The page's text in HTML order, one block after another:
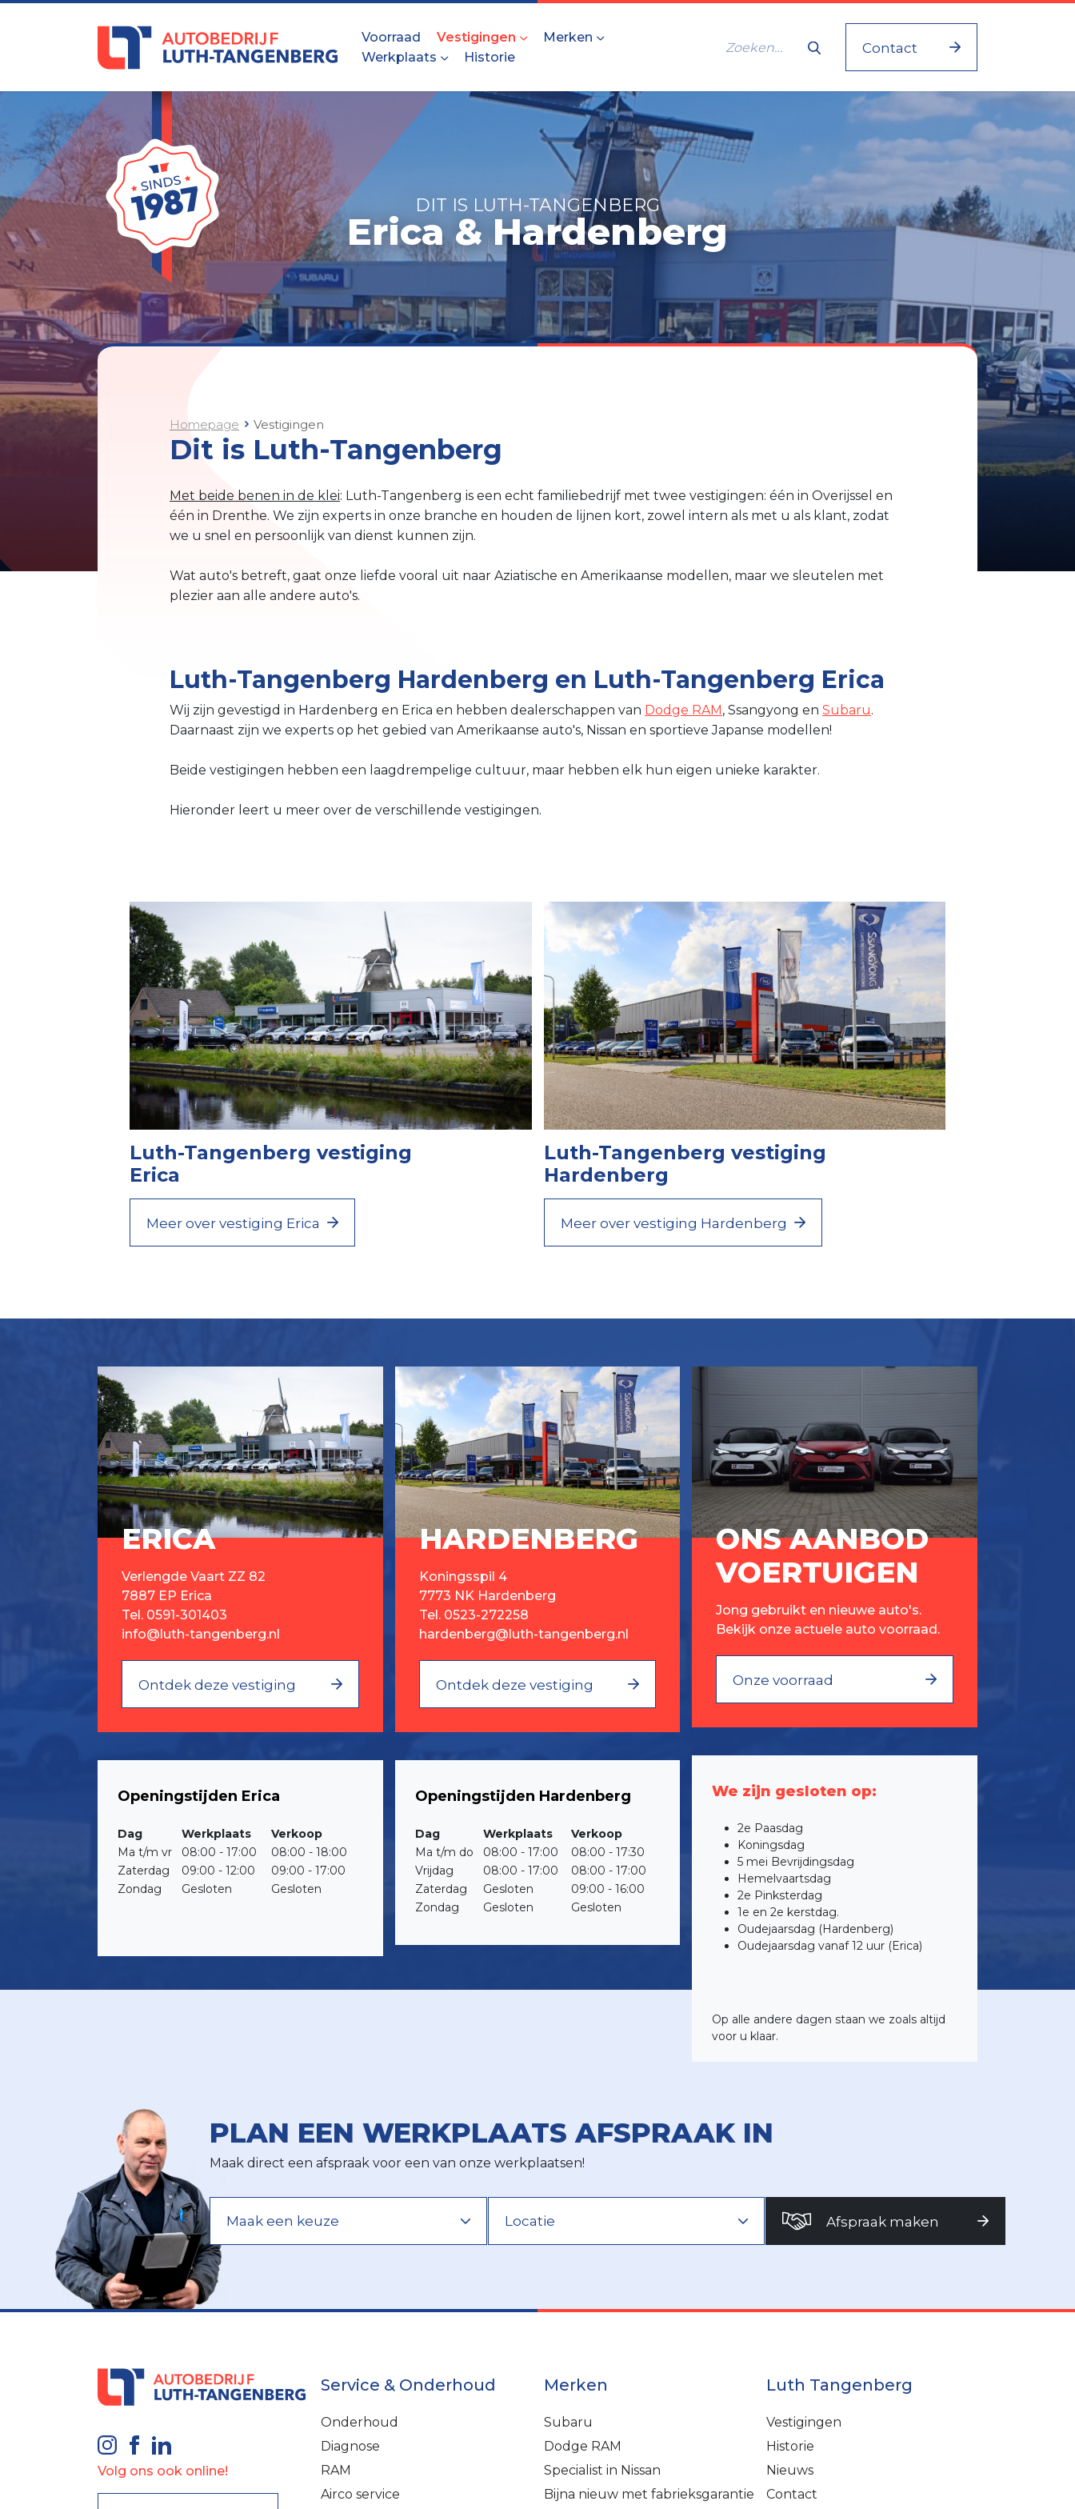
Voorraad Vestigingen
Merken
Werkplaats
Historie
Contact
DIT IS LUTH-TANGENBERG
Erica & Hardenberg
Homepage Vestigingen
Dit is Luth-Tangenberg
Met beide benen in de klei: Luth-Tangenberg is een echt familiebedrijf met twee vestigingen: één in Overijssel en
één in Drenthe. We zijn experts in onze branche en houden de lijnen kort, zowel intern als met u als klant, zodat
we u snel en persoonlijk van dienst kunnen zijn.
Wat auto's betreft, gaat onze liefde vooral uit naar Aziatische en Amerikaanse modellen, maar we sleutelen met
plezier aan alle andere auto's.
Luth-Tangenberg Hardenberg en Luth-Tangenberg Erica
Wij zijn gevestigd in Hardenberg en Erica en hebben dealerschappen van Dodge RAM, Ssangyong en Subaru.
Daarnaast zijn we experts op het gebied van Amerikaanse auto's, Nissan en sportieve Japanse modellen!
Beide vestigingen hebben een laagdrempelige cultuur, maar hebben elk hun eigen unieke karakter.
Hieronder leert u meer over de verschillende vestigingen.
Luth-Tangenberg vestiging
Erica
Meer over vestiging Erica
Luth-Tangenberg vestiging
Hardenberg
Meer over vestiging Hardenberg
ERICA
Verlengde Vaart ZZ 82
7887 EP Erica
Tel. 0591-301403
info@luth-tangenberg.nl
Ontdek deze vestiging
Openingstijden Erica
Dag Werkplaats
Verkoop
Ma t/m vr
08:00 - 17:00
08:00 - 18:00
Zaterdag
09:00 - 12:00
09:00 - 17:00
Zondag
Gesloten Gesloten
HARDENBERG
Koningsspil 4
7773 NK Hardenberg
Tel. 0523-272258
hardenberg@luth-tangenberg.nl
Ontdek deze vestiging
Openingstijden Hardenberg
Dag Werkplaats
Verkoop
Ma t/m do
08:00 - 17:00
08:00 - 17:30
Vrijdag
08:00 - 17:00
08:00 - 17:00
Zaterdag
Gesloten
09:00 - 16:00
Zondag
Gesloten Gesloten
ONS AANBOD
VOERTUIGEN
Jong gebruikt en nieuwe auto's.
Bekijk onze actuele auto voorraad.
Onze voorraad
We zijn gesloten op:
2e Paasdag
Koningsdag
5 mei Bevrijdingsdag
Hemelvaartsdag
2e Pinksterdag
1e en 2e kerstdag.
Oudejaarsdag (Hardenberg)
Oudejaarsdag vanaf 12 uur (Erica)
Op alle andere dagen staan we zoals altijd
voor u klaar.
PLAN EEN WERKPLAATS AFSPRAAK IN
Maak direct een afspraak voor een van onze werkplaatsen!
Afspraak maken
Volg ons ook online!
Service & Onderhoud
Onderhoud
Diagnose
RAM
Airco service
Merken
Subaru
Dodge RAM
Specialist in Nissan
Bijna nieuw met fabrieksgarantie
Luth Tangenberg
Vestigingen
Historie
Nieuws
Contact